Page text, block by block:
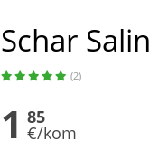
Schar
(2)
1 85
€/kom